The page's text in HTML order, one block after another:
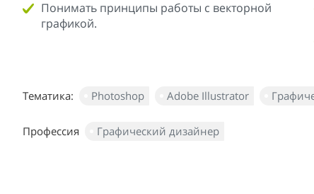
Понимать принципы работы с векторной
графикой.
Тематика: Photoshop Adobe Illustrator
Профессия Графический дизайнер